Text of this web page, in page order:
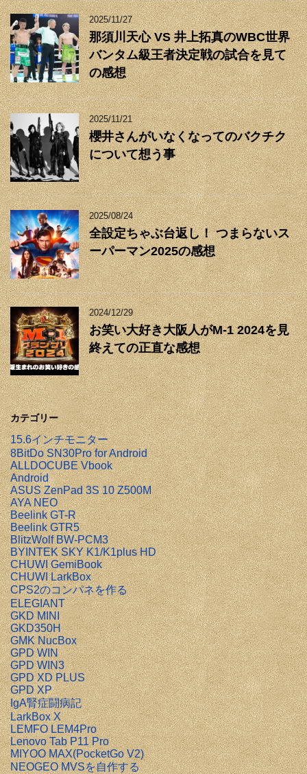
2025/11/27
那須川天心 VS 井上拓真のWBC世界
バンタム級王者決定戦の試合を見て
の感想
2025/11/21
櫻井さんがいなくなってのバクチク
について想う事
2025/08/24
全設定ちゃぶ台返し！ つまらないス
ーパーマン2025の感想
2024/12/29
お笑い大好き大阪人がM-1 2024を見
終えての正直な感想
カテゴリー
15.6インチモニター
8BitDo SN30Pro for Android
ALLDOCUBE Vbook
Android
ASUS ZenPad 3S 10 Z500M
AYA NEO
Beelink GT-R
Beelink GTR5
BlitzWolf BW-PCM3
BYINTEK SKY K1/K1plus HD
CHUWI GemiBook
CHUWI LarkBox
CPS2のコンパネを作る
ELEGIANT
GKD MINI
GKD350H
GMK NucBox
GPD WIN
GPD WIN3
GPD XD PLUS
GPD XP
IgA腎症闘病記
LarkBox X
LEMFO LEM4Pro
Lenovo Tab P11 Pro
MIYOO MAX(PocketGo V2)
NEOGEO MVSを自作する